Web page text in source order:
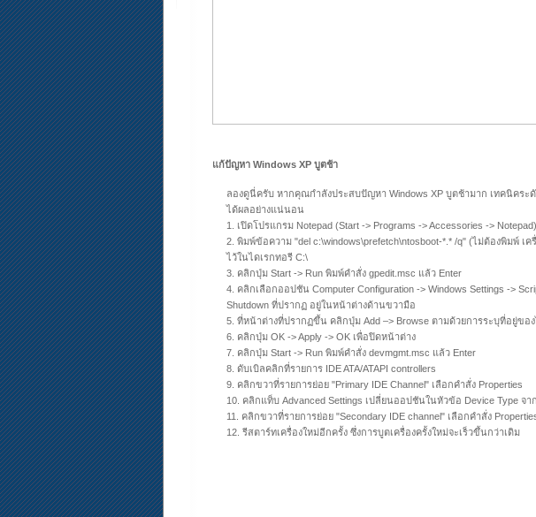
แก้ปัญหา Windows XP บูตช้า
ลองดูนี่ครับ หากคุณกำลังประสบปัญหา Windows XP บูตช้ามาก เทคนิคร
ได้ผลอย่างแน่นอน
1. เปิดโปรแกรม Notepad (Start -> Programs -> Accessories -> Notepad)
2. พิมพ์ข้อความ "del c:\windows\prefetch\ntosboot-*.* /q" (ไม่ต้องพิมพ์ เ
ไว้ในไดเรกทอรี C:\
3. คลิกปุ่ม Start -> Run พิมพ์คำสั่ง gpedit.msc แล้ว Enter
4. คลิกเลือกออปชัน Computer Configuration -> Windows Settings ->
Shutdown ที่ปรากฏ อยู่ในหน้าต่างด้านขวามือ
5. ที่หน้าต่างที่ปรากฏขึ้น คลิกปุ่ม Add –> Browse ตามด้วยการระบุที่อยู่ขอ
6. คลิกปุ่ม OK -> Apply -> OK เพื่อปิดหน้าต่าง
7. คลิกปุ่ม Start -> Run พิมพ์คำสั่ง devmgmt.msc แล้ว Enter
8. ดับเบิลคลิกที่รายการ IDE ATA/ATAPI controllers
9. คลิกขวาที่รายการย่อย "Primary IDE Channel" เลือกคำสั่ง Properties
10. คลิกแท็บ Advanced Settings เปลี่ยนออปชันในหัวข้อ Device Type จา
11. คลิกขวาที่รายการย่อย "Secondary IDE channel" เลือกคำสั่ง
12. รีสตาร์ทเครื่องใหม่อีกครั้ง ซึ่งการบูตเครื่องครั้งใหม่จะเร็วขึ้นกว่าเดิม